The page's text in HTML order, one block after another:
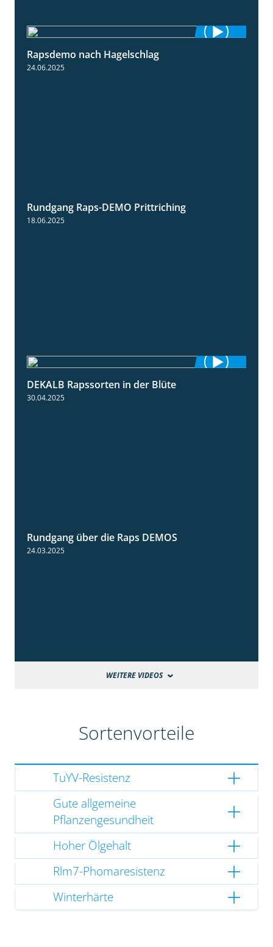
Rapsdemo nach Hagelschlag
24.06.2025
Rundgang Raps-DEMO Prittriching
DEKALB Rapssorten in der Blüte
30.04.2025
Rundgang über die Raps DEMOS
24.03.2025
WEITERE VIDEOS
Sortenvorteile
TuYV-Resistenz
Gute allgemeine
Pflanzengesundheit
Hoher Ölgehalt
Rlm7-Phomaresistenz
Winterhärte